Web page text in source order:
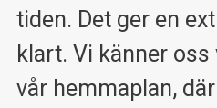
tiden. Det ger en
klart. Vi känner
vår hemmaplan,